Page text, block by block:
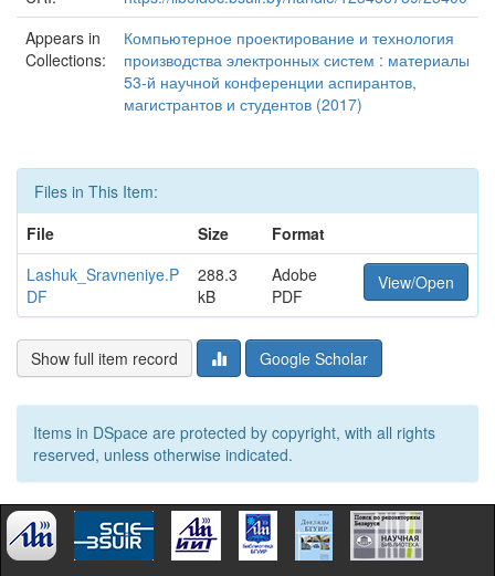
Appears in
Collections:
Компьютерное проектирование и технология
производства электронных систем : материалы
53-й научной конференции аспирантов,
магистрантов и студентов (2017)
Files in This Item:
File
Size
Format
Lashuk_Sravneniye.P
DF
288.3
kB
Adobe
PDF
View/Open
Show full item record Google Scholar
Items in DSpace are protected by copyright, with all rights
reserved, unless otherwise indicated.